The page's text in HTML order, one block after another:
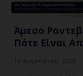
Άμεσο
Πότε Είναι